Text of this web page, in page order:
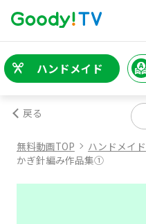
ハンドメイド
戻る
無料動画TOP ハンドメイド
かぎ針編み作品集①